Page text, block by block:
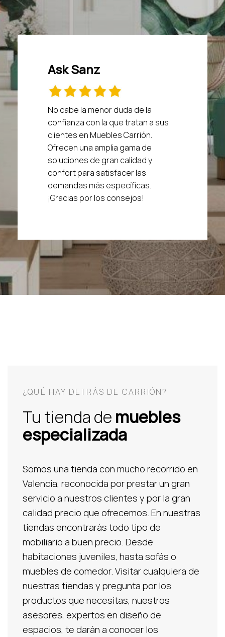
Ask Sanz
No cabe la menor duda de la
confianza con la que tratan a sus
clientes en Muebles Carrión.
Ofrecen una amplia gama de
soluciones de gran calidad y
confort para satisfacer las
demandas más específicas.
¡Gracias por los consejos!
¿QUÉ HAY DETRÁS DE CARRIÓN?
Tu tienda de muebles
especializada
Somos una tienda con mucho recorrido en
Valencia, reconocida por prestar un gran
servicio a nuestros clientes y por la gran
calidad precio que ofrecemos. En nuestras
tiendas encontrarás todo tipo de
mobiliario a buen precio. Desde
habitaciones juveniles, hasta sofás o
muebles de comedor. Visitar cualquiera de
nuestras tiendas y pregunta por los
productos que necesitas, nuestros
asesores, expertos en diseño de
espacios, te darán a conocer los